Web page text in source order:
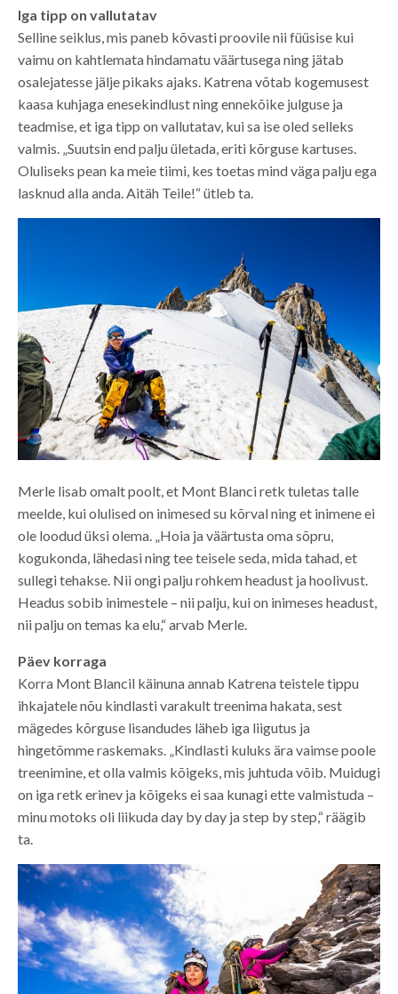
Iga tipp on vallutatav
Selline seiklus, mis paneb kõvasti proovile nii füüsise kui
vaimu on kahtlemata hindamatu väärtusega ning jätab
osalejatesse jälje pikaks ajaks. Katrena võtab kogemusest
kaasa kuhjaga enesekindlust ning ennekõike julguse ja
teadmise, et iga tipp on vallutatav, kui sa ise oled selleks
valmis. „Suutsin end palju ületada, eriti kõrguse kartuses.
Oluliseks pean ka meie tiimi, kes toetas mind väga palju ega
lasknud alla anda. Aitäh Teile!“ ütleb ta.
Merle lisab omalt poolt, et Mont Blanci retk tuletas talle
meelde, kui olulised on inimesed su kõrval ning et inimene ei
ole loodud üksi olema. „Hoia ja väärtusta oma sõpru,
kogukonda, lähedasi ning tee teisele seda, mida tahad, et
sullegi tehakse. Nii ongi palju rohkem headust ja hoolivust.
Headus sobib inimestele – nii palju, kui on inimeses headust,
nii palju on temas ka elu,“ arvab Merle.
Päev korraga
Korra Mont Blancil käinuna annab Katrena teistele tippu
ihkajatele nõu kindlasti varakult treenima hakata, sest
mägedes kõrguse lisandudes läheb iga liigutus ja
hingetõmme raskemaks. „Kindlasti kuluks ära vaimse poole
treenimine, et olla valmis kõigeks, mis juhtuda võib. Muidugi
on iga retk erinev ja kõigeks ei saa kunagi ette valmistuda –
minu motoks oli liikuda day by day ja step by step,“ räägib
ta.